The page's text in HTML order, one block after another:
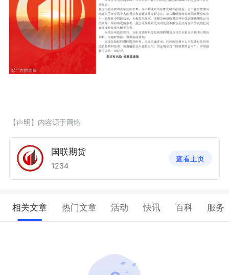
【声明】内容源于网络
国联期货
1234
查看主页
相关文章 热门文章 活动 快讯 百科 服务